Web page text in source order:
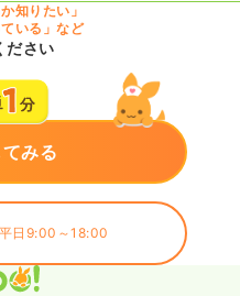
知りたい」
いる」など
ださい
みる
平日9:00～18:00